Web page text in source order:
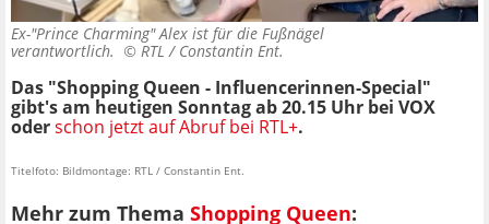
Ex-"Prince Charming" Alex ist für die Fußnägel
verantwortlich. © RTL / Constantin Ent.
Das "Shopping Queen - Influencerinnen-Special"
gibt's am heutigen Sonntag ab 20.15 Uhr bei VOX
oderschon jetzt auf Abruf bei RTL+.
Titelfoto: Bildmontage: RTL / Constantin Ent.
Mehr zum Thema Shopping Queen: